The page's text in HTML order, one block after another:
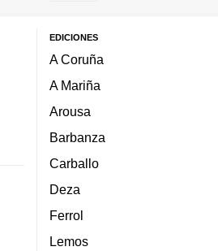
EDICIONES
A Coruña
A Mariña
Arousa
Barbanza
Carballo
Deza
Ferrol
Lemos